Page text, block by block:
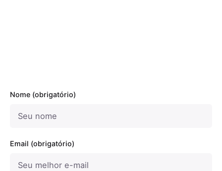
Nome (obrigatório)
Email (obrigatório)